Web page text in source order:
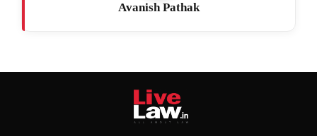
Avanish Pathak